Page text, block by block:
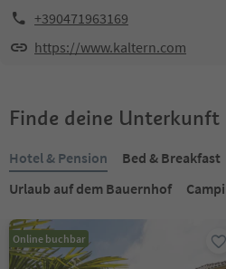
+390471963169
https://www.kaltern.com
Finde deine Unterkunft
Hotel & Pension
Bed & Breakfast
Urlaub auf dem Bauernhof
Online buchbar